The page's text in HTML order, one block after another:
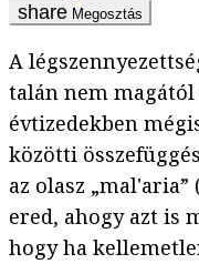
Megosztás
A
talán nem
évtizedekben
közötti
az olasz
ered, ahogy azt is
hogy ha